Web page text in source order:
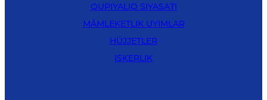
QUPIYALIQ SIYASATI
MÁMLEKETLIK UYIMLAR
HÚJJETLER
ISKERLIK